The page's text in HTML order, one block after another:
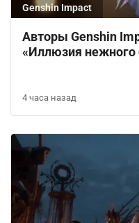
Genshin Impact
Авторы Genshin
«Иллюзия нежного
4 часа назад